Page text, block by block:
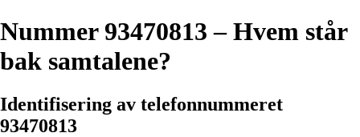
Nummer 93470813 – Hvem står
bak samtalene?
Identifisering av telefonnummeret
93470813